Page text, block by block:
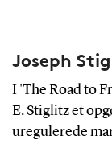
Joseph
I 'The Road to
E. Stiglitz et
uregulerede